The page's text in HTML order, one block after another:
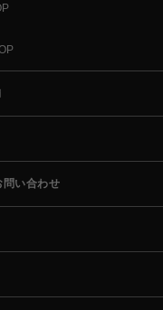
問い合わせ